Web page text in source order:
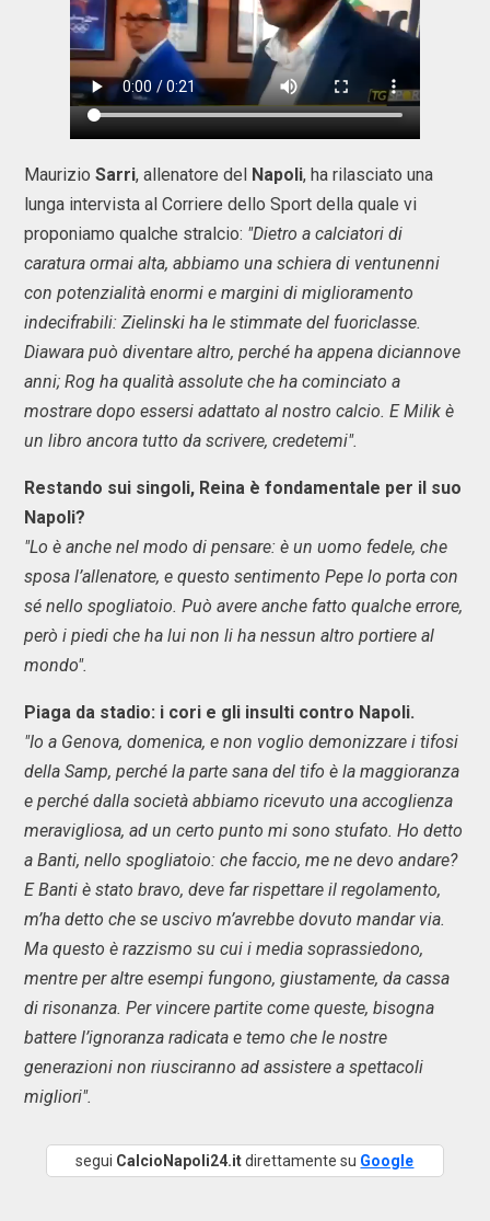
Maurizio Sarri, allenatore del Napoli, ha rilasciato una
lunga intervista al Corriere dello Sport della quale vi
proponiamo qualche stralcio: "Dietro a calciatori di
caratura ormai alta, abbiamo una schiera di ventunenni
con potenzialità enormi e margini di miglioramento
indecifrabili: Zielinski ha le stimmate del fuoriclasse.
Diawara può diventare altro, perché ha appena diciannove
anni; Rog ha qualità assolute che ha cominciato a
mostrare dopo essersi adattato al nostro calcio. E Milik è
un libro ancora tutto da scrivere, credetemi".
Restando sui singoli, Reina è fondamentale per il suo
Napoli?
"Lo è anche nel modo di pensare: è un uomo fedele, che
sposa l’allenatore, e questo sentimento Pepe lo porta con
sé nello spogliatoio. Può avere anche fatto qualche errore,
però i piedi che ha lui non li ha nessun altro portiere al
mondo".
Piaga da stadio: i cori e gli insulti contro Napoli.
"Io a Genova, domenica, e non voglio demonizzare i tifosi
della Samp, perché la parte sana del tifo è la maggioranza
e perché dalla società abbiamo ricevuto una accoglienza
meravigliosa, ad un certo punto mi sono stufato. Ho detto
a Banti, nello spogliatoio: che faccio, me ne devo andare?
E Banti è stato bravo, deve far rispettare il regolamento,
m’ha detto che se uscivo m’avrebbe dovuto mandar via.
Ma questo è razzismo su cui i media soprassiedono,
mentre per altre esempi fungono, giustamente, da cassa
di risonanza. Per vincere partite come queste, bisogna
battere l’ignoranza radicata e temo che le nostre
generazioni non riusciranno ad assistere a spettacoli
migliori".
segui CalcioNapoli24.itdirettamente su Google